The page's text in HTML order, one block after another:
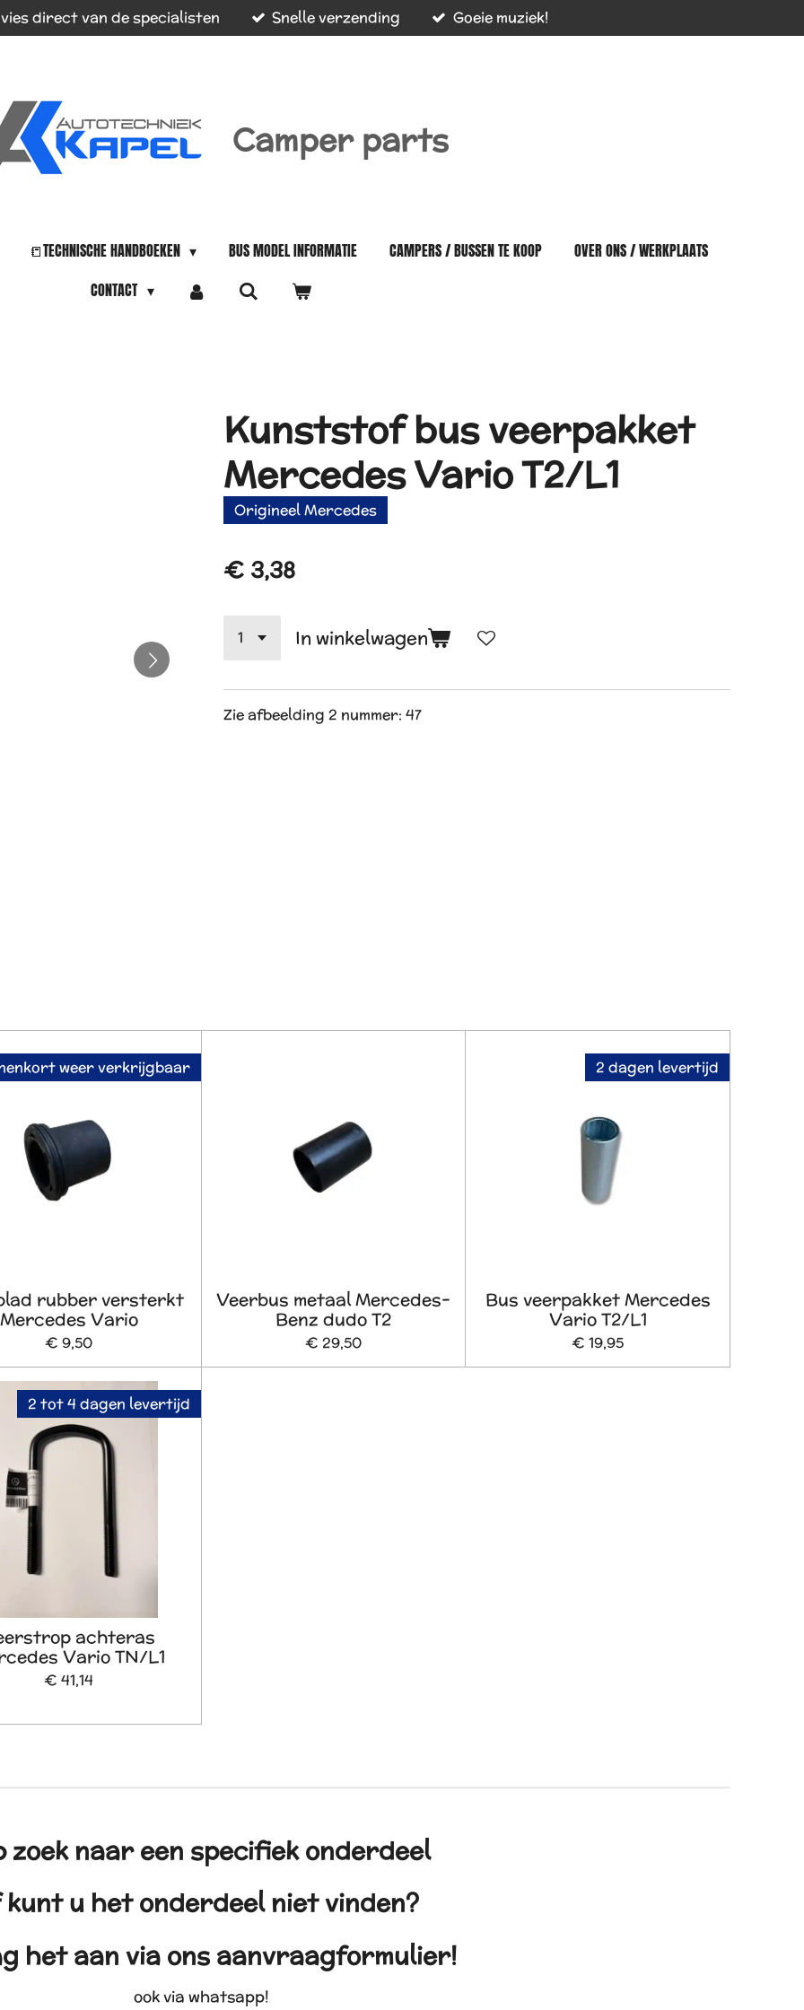
direct van de specialisten Snelle verzending Goeie muziek!
Camper parts
📒TECHNISCHE HANDBOEKEN BUS MODEL INFORMATIE CAMPERS / BUSSEN TE KOOP
OVER ONS / WERKPLAATS
CONTACT
Kunststof bus veerpakket
Mercedes Vario T2/L1
Origineel Mercedes
€ 3,38
In winkelwagen
Zie afbeelding 2 nummer: 47
weer verkrijgbaar
rubber versterkt
Mercedes Vario
€ 9,50
Veerbus metaal Mercedes-
Benz dudo T2
€ 29,50
2 dagen levertijd
Bus veerpakket Mercedes
Vario T2/L1
€ 19,95
2 tot 4 dagen levertijd
achteras
Vario TN/L1
€ 41,14
zoek naar een specifiek onderdeel
kunt u het onderdeel niet vinden?
het aan via ons aanvraagformulier!
ook via whatsapp!